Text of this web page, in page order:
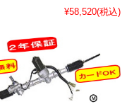
¥58,520(税込)